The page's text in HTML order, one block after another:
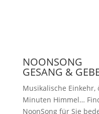
NOONSONG
GESANG &
Musikalische Einkehr,
Minuten Himmel…
NoonSong für Sie